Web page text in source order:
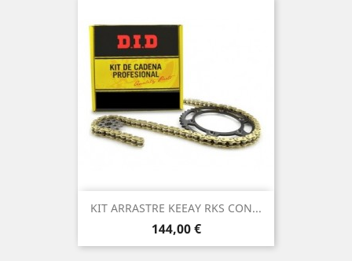
KIT ARRASTRE KEEAY RKS CON...
Precio
144,00 €